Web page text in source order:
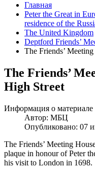
Главная
Peter the Great in
residence of the
The United Kingdom
Deptford Friends’
The Friends’
The Friends’
High Street
Информация о материале
Автор: МБЦ
Опубликовано: 07
The Friends’ Meeting
plaque in honour of Peter
his visit to London in 1698.